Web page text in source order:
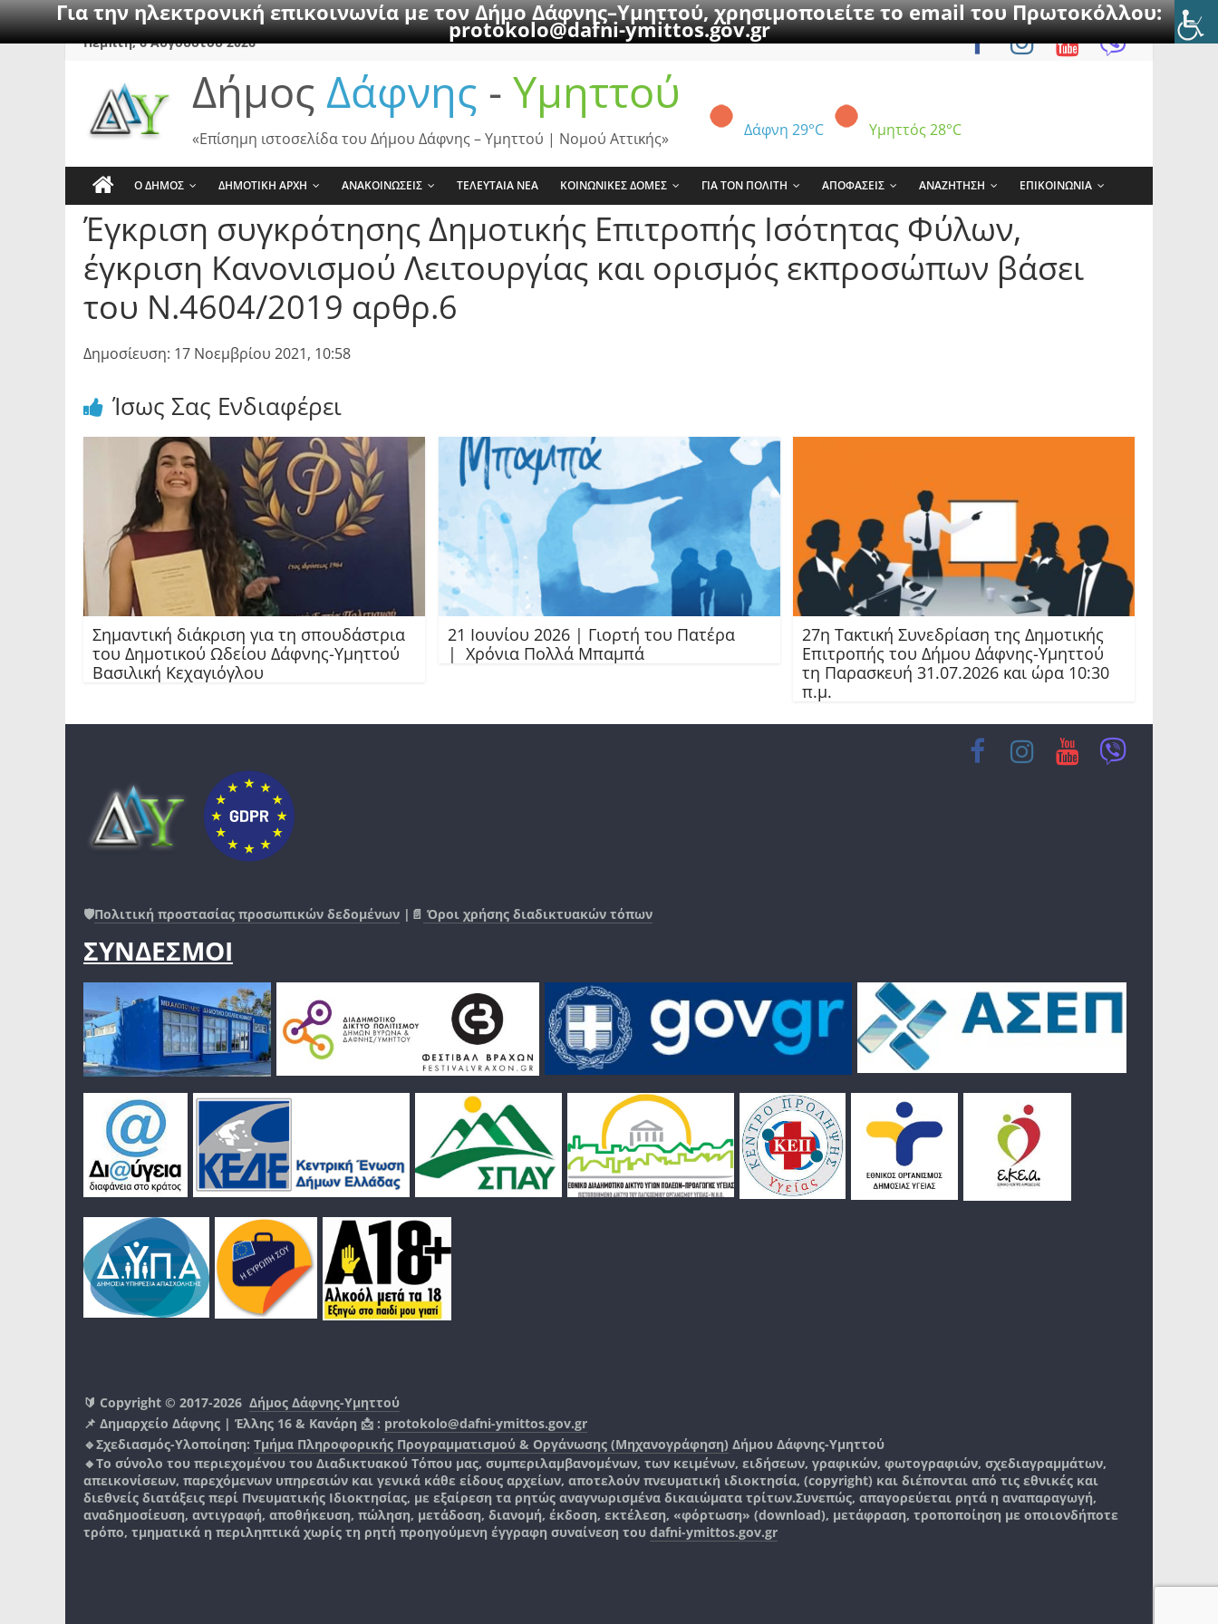
Για την ηλεκτρονική επικοινωνία με τον Δήμο Δάφνης–Υμηττού, χρησιμοποιείτε το email του Πρωτοκόλλου:
protokolo@dafni-ymittos.gov.gr
SkipΠέμπτη, 6 Αυγούστου 2026
Δήμος Δάφνης - Υμηττού
Δάφνη 29°C Υμηττός 28°C
«Επίσημη ιστοσελίδα του Δήμου Δάφνης – Υμηττού | Νομού Αττικής»
Ο ΔΗΜΟΣ ΔΗΜΟΤΙΚΗ ΑΡΧΗ ΑΝΑΚΟΙΝΩΣΕΙΣ ΤΕΛΕΥΤΑΙΑ ΝΕΑ ΚΟΙΝΩΝΙΚΕΣ ΔΟΜΕΣ ΓΙΑ ΤΟΝ ΠΟΛΙΤΗ ΑΠΟΦΑΣΕΙΣ ΑΝΑΖΗΤΗΣΗ ΕΠΙΚΟΙΝΩΝΙΑ
Έγκριση συγκρότησης Δημοτικής Επιτροπής Ισότητας Φύλων,
έγκριση Κανονισμού Λειτουργίας και ορισμός εκπροσώπων βάσει
του Ν.4604/2019 αρθρ.6
Δημοσίευση: 17 Νοεμβρίου 2021, 10:58
Ίσως Σας Ενδιαφέρει
Σημαντική διάκριση για τη σπουδάστρια
του Δημοτικού Ωδείου Δάφνης-Υμηττού
Βασιλική Κεχαγιόγλου
21 Ιουνίου 2026 | Γιορτή του Πατέρα
| Χρόνια Πολλά Μπαμπά
27η Τακτική Συνεδρίαση της Δημοτικής
Επιτροπής του Δήμου Δάφνης-Υμηττού
τη Παρασκευή 31.07.2026 και ώρα 10:30
π.μ.
🛡️Πολιτική προστασίας προσωπικών δεδομένων |📄 Όροι χρήσης διαδικτυακών τόπων
ΣΥΝΔΕΣΜΟΙ
🔰 Copyright © 2017-2026 Δήμος Δάφνης-Υμηττού
📌 Δημαρχείο Δάφνης | Έλλης 16 & Κανάρη 📩 : protokolo@dafni-ymittos.gov.gr
🔹Σχεδιασμός-Υλοποίηση: Τμήμα Πληροφορικής Προγραμματισμού & Οργάνωσης (Μηχανογράφηση) Δήμου Δάφνης-Υμηττού
🔸Το σύνολο του περιεχομένου του Διαδικτυακού Τόπου μας, συμπεριλαμβανομένων, των κειμένων, ειδήσεων, γραφικών, φωτογραφιών, σχεδιαγραμμάτων,
απεικονίσεων, παρεχόμενων υπηρεσιών και γενικά κάθε είδους αρχείων, αποτελούν πνευματική ιδιοκτησία, (copyright) και διέπονται από τις εθνικές και
διεθνείς διατάξεις περί Πνευματικής Ιδιοκτησίας, με εξαίρεση τα ρητώς αναγνωρισμένα δικαιώματα τρίτων.Συνεπώς, απαγορεύεται ρητά η αναπαραγωγή,
αναδημοσίευση, αντιγραφή, αποθήκευση, πώληση, μετάδοση, διανομή, έκδοση, εκτέλεση, «φόρτωση» (download), μετάφραση, τροποποίηση με οποιονδήποτε
τρόπο, τμηματικά η περιληπτικά χωρίς τη ρητή προηγούμενη έγγραφη συναίνεση του dafni-ymittos.gov.gr